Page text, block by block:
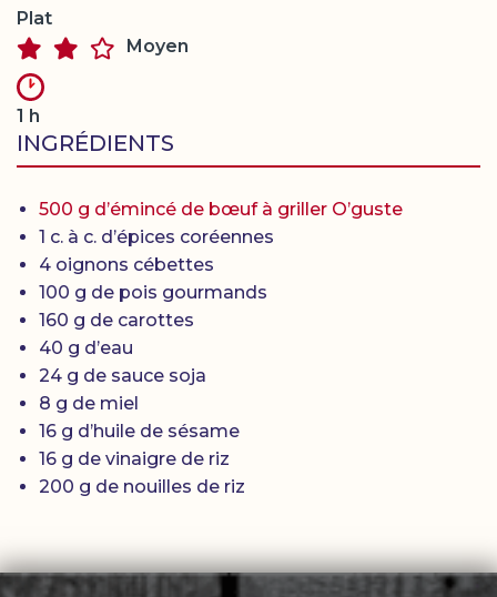
Plat
Moyen
1 h
INGRÉDIENTS
500 g d’émincé de bœuf à griller O’guste
1 c. à c. d’épices coréennes
4 oignons cébettes
100 g de pois gourmands
160 g de carottes
40 g d’eau
24 g de sauce soja
8 g de miel
16 g d’huile de sésame
16 g de vinaigre de riz
200 g de nouilles de riz